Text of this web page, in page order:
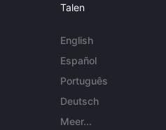
Talen
English
Español
Português
Deutsch
Meer...